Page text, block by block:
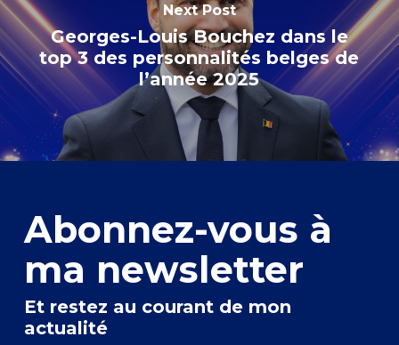
Next Post
Georges-Louis Bouchez dans le
top 3 des personnalités belges de
l’année 2025
Abonnez-vous à
ma newsletter
Et restez au courant de mon
actualité